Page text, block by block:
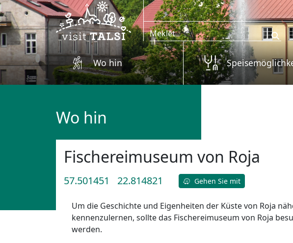
Zum Hauptinhalt springen
Wo hin
Wo hin
Fischereimuseum von Roja
57.501451 22.814821 Gehen Sie mit
Um die Geschichte und Eigenheiten der Küste von Roja
kennenzulernen, sollte das Fischereimuseum von Roja
werden.